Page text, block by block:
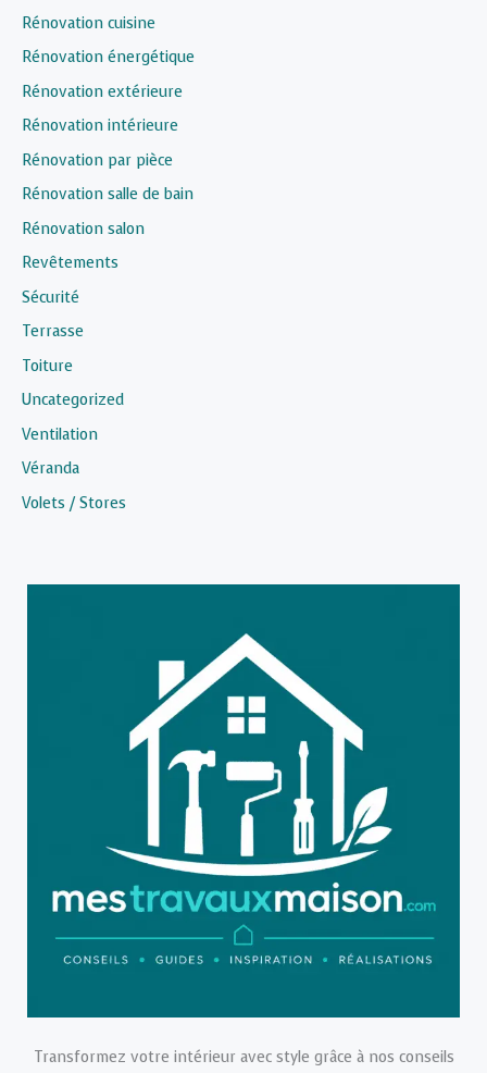
Rénovation cuisine
Rénovation énergétique
Rénovation extérieure
Rénovation intérieure
Rénovation par pièce
Rénovation salle de bain
Rénovation salon
Revêtements
Sécurité
Terrasse
Toiture
Uncategorized
Ventilation
Véranda
Volets / Stores
Transformez votre intérieur avec style grâce à nos conseils